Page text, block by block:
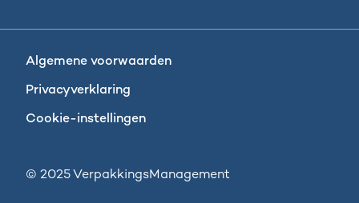
Algemene voorwaarden
Privacyverklaring
Cookie-instellingen
© 2025 VerpakkingsManagement